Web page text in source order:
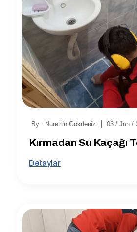
By : Nurettin Gokdeniz 03 / Jun /
Kırmadan Su Kaçağı
Detaylar